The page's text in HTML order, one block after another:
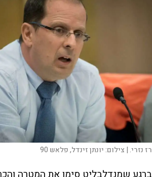
רז נזרי. | צילום:יונתן זינדל, פלאש 90